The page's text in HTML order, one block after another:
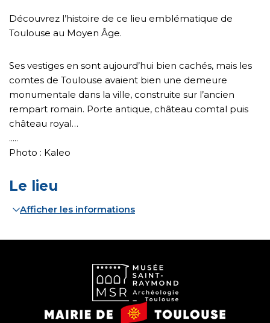
Découvrez l’histoire de ce lieu emblématique de
Toulouse au Moyen Âge.
Ses vestiges en sont aujourd’hui bien cachés, mais les
comtes de Toulouse avaient bien une demeure
monumentale dans la ville, construite sur l’ancien
rempart romain. Porte antique, château comtal puis
château royal…
.....
Photo : Kaleo
Le lieu
Afficher les informations
Musée
Mairie